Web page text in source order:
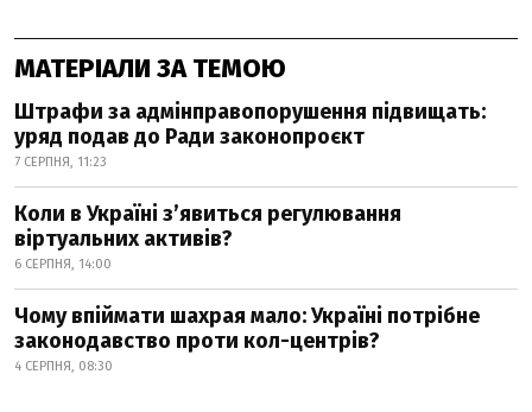
МАТЕРІАЛИ ЗА ТЕМОЮ
Штрафи за адмінправопорушення підвищать:
уряд подав до Ради законопроєкт
7 СЕРПНЯ, 11:23
Коли в Україні з’явиться регулювання
віртуальних активів?
6 СЕРПНЯ, 14:00
Чому впіймати шахрая мало: Україні потрібне
законодавство проти кол-центрів?
4 СЕРПНЯ, 08:30